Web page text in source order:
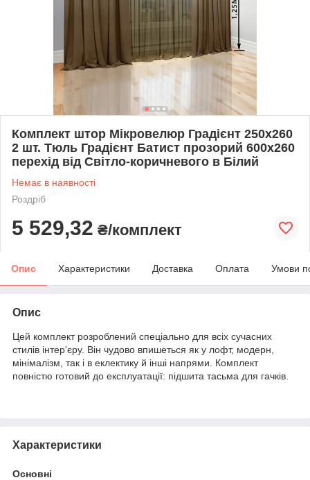
Комплект штор Мікровелюр Градієнт 250х260
2 шт. Тюль Градієнт Батист прозорий 600х260
перехід від Світло-коричневого в Білий
Немає в наявності
Роздріб
5 529,32 ₴/комплект
Опис Характеристики Доставка Оплата Умови
Опис
Цей комплект розроблений спеціально для всіх сучасних
стилів інтер'єру. Він чудово впишеться як у лофт, модерн,
мінімалізм, так і в еклектику й інші напрями. Комплект
повністю готовий до експлуатації: підшита тасьма для гачків.
Характеристики
Основні